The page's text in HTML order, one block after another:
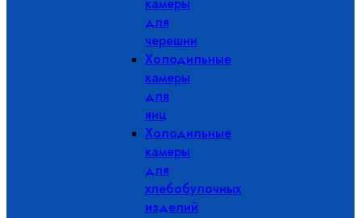
камеры
для
черешни
Холодильные
камеры
для
яиц
Холодильные
камеры
для
хлебобулочных
изделий